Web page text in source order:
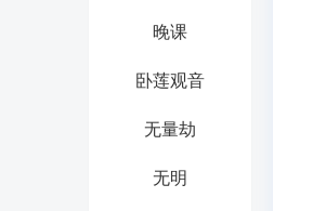
晚课
卧莲观音
无量劫
无明